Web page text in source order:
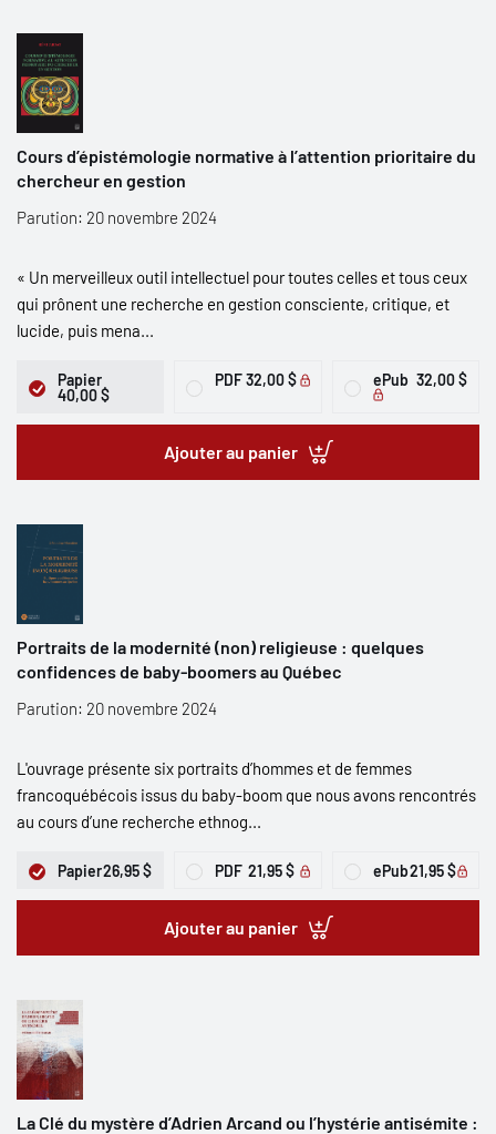
Cours d’épistémologie normative à l’attention prioritaire du
chercheur en gestion
Parution: 20 novembre 2024
« Un merveilleux outil intellectuel pour toutes celles et tous ceux
qui prônent une recherche en gestion consciente, critique, et
lucide, puis mena...
Papier
40,00 $
PDF32,00 $ ePub 32,00 $
Ajouter au panier
Portraits de la modernité (non) religieuse : quelques
confidences de baby-boomers au Québec
Parution: 20 novembre 2024
L'ouvrage présente six portraits d’hommes et de femmes
francoquébécois issus du baby-boom que nous avons rencontrés
au cours d’une recherche ethnog...
Papier26,95 $ PDF 21,95 $ ePub21,95 $
Ajouter au panier
La Clé du mystère d’Adrien Arcand ou l’hystérie antisémite :